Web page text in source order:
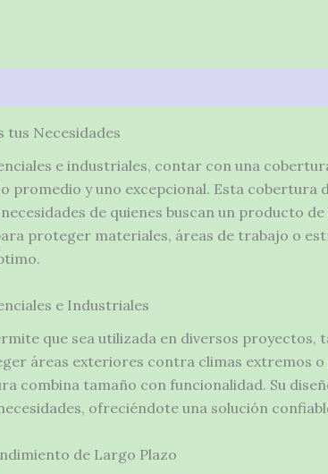
tus Necesidades
e industriales, contar con una
y uno excepcional. Esta cobertura
de quienes buscan un producto
proteger materiales, áreas de trabajo o
e Industriales
que sea utilizada en diversos proyectos,
áreas exteriores contra climas extremos
combina tamaño con funcionalidad. Su
ofreciéndote una solución
de Largo Plazo